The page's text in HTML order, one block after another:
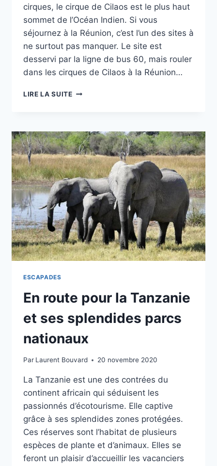
cirques, le cirque de Cilaos est le plus haut
sommet de l’Océan Indien. Si vous
séjournez à la Réunion, c’est l’un des sites à
ne surtout pas manquer. Le site est
desservi par la ligne de bus 60, mais rouler
dans les cirques de Cilaos à la Réunion…
LIRE LA SUITEROULER
DE
CILAOS
À
LA
RÉUNION
ESCAPADES
En route pour la Tanzanie
et ses splendides parcs
nationaux
Par Laurent Bouvard 20 novembre 2020
La Tanzanie est une des contrées du
continent africain qui séduisent les
passionnés d’écotourisme. Elle captive
grâce à ses splendides zones protégées.
Ces réserves sont l’habitat de plusieurs
espèces de plante et d’animaux. Elles se
feront un plaisir d’accueillir les vacanciers